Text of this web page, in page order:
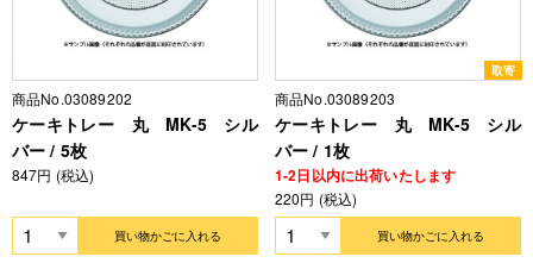
商品No.03089202
ケーキトレー 丸 MK-5 シル
バー / 5枚
847円 (税込)
買い物かごに入れる
取寄
商品No.03089203
ケーキトレー 丸 MK-5 シル
バー / 1枚
1-2日以内に出荷いたします
220円 (税込)
買い物かごに入れる